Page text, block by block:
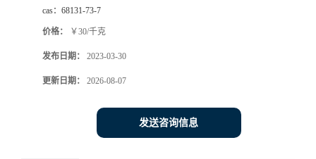
cas： 68131-73-7
价格： ￥30/千克
发布日期： 2023-03-30
更新日期： 2026-08-07
发送咨询信息